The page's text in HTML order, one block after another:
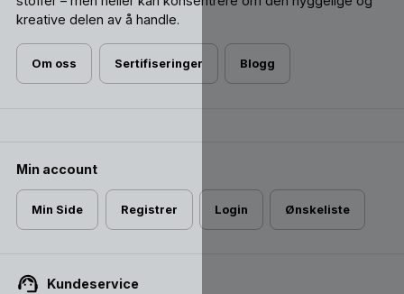
kreative delen av å handle.
Om oss Sertifiseringer Blogg
Min account
Min Side Registrer Login Ønskeliste
Kundeservice